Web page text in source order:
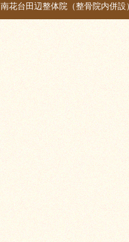
南花台田辺整体院（整骨院内併設